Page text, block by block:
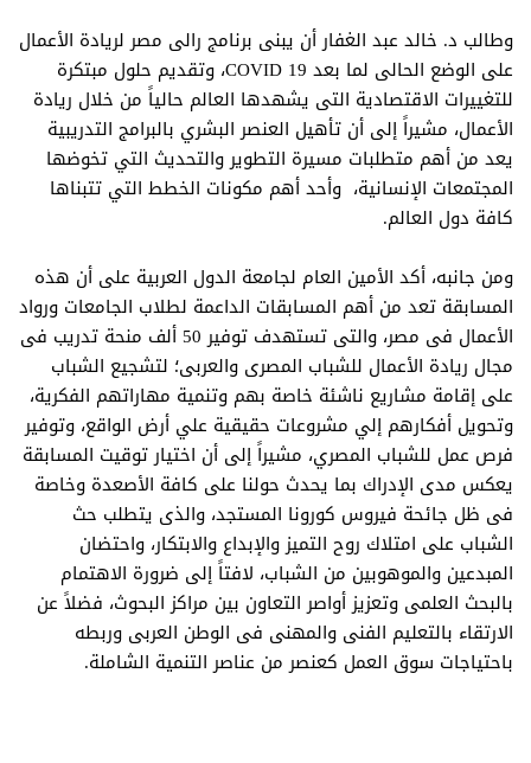
وطالب د. خالد عبد الغفار أن يبنى برنامج رالى مصر لريادة الأعمال
على الوضع الحالى لما بعد COVID 19، وتقديم حلول مبتكرة
للتغييرات الاقتصادية التى يشهدها العالم حالياً من خلال ريادة
الأعمال، مشيراً إلى أن تأهيل العنصر البشري بالبرامج التدريبية
يعد من أهم متطلبات مسيرة التطوير والتحديث التي تخوضها
المجتمعات الإنسانية، وأحد أهم مكونات الخطط التي تتبناها
كافة دول العالم.
ومن جانبه، أكد الأمين العام لجامعة الدول العربية على أن هذه
المسابقة تعد من أهم المسابقات الداعمة لطلاب الجامعات ورواد
الأعمال فى مصر، والتى تستهدف توفير 50 ألف منحة تدريب فى
مجال ريادة الأعمال للشباب المصرى والعربى؛ لتشجيع الشباب
على إقامة مشاريع ناشئة خاصة بهم وتنمية مهاراتهم الفكرية،
وتحويل أفكارهم إلي مشروعات حقيقية علي أرض الواقع، وتوفير
فرص عمل للشباب المصري، مشيراً إلى أن اختيار توقيت المسابقة
يعكس مدى الإدراك بما يحدث حولنا على كافة الأصعدة وخاصة
فى ظل جائحة فيروس كورونا المستجد، والذى يتطلب حث
الشباب على امتلاك روح التميز والإبداع والابتكار، واحتضان
المبدعين والموهوبين من الشباب، لافتاً إلى ضرورة الاهتمام
بالبحث العلمى وتعزيز أواصر التعاون بين مراكز البحوث، فضلاً عن
الارتقاء بالتعليم الفنى والمهنى فى الوطن العربى وربطه
باحتياجات سوق العمل كعنصر من عناصر التنمية الشاملة.